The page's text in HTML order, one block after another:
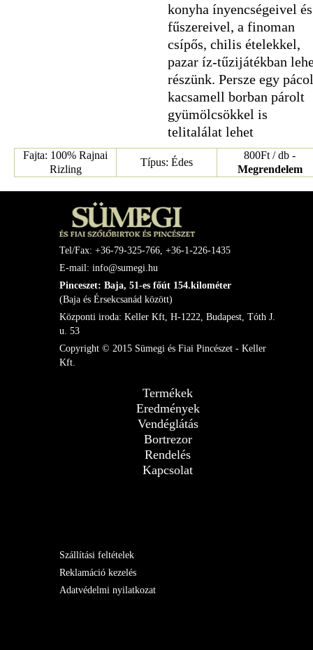
konyha ínyencségeivel és
fűszereivel, a finoman
csípős, chilis ételekkel,
pazar íz-tűzijátékban
részünk. Persze egy
kacsamell borban párolt
gyümölcsökkel is
telitalálat lehet
Fajta: 100% Rajnai
Rizling
Típus: Édes
800Ft / db -
Megrendelem
Tel/Fax: +36-79-325-766, +36-1-226-1435
E-mail: info@sumegi.hu
Pinceszet: Baja, 51-es főút 154.kilométer
(Baja és Érsekcsanád között)
Központi iroda: Keller Kft, H-1222, Budapest, Tóth J.
u. 53
Copyright © 2015 Sümegi és Fiai Pincészet - Keller
Kft.
Termékek
Eredmények
Vendéglátás
Bortrezor
Rendelés
Kapcsolat
Szállítási feltételek
Reklamáció kezelés
Adatvédelmi nyilatkozat